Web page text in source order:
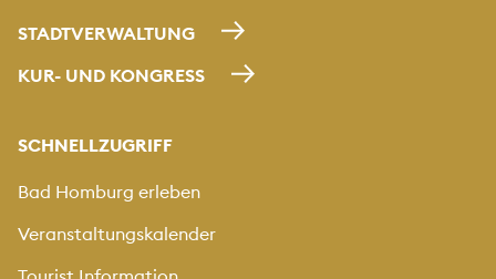
STADTVERWALTUNG
KUR- UND KONGRESS
SCHNELLZUGRIFF
Bad Homburg erleben
Veranstaltungskalender